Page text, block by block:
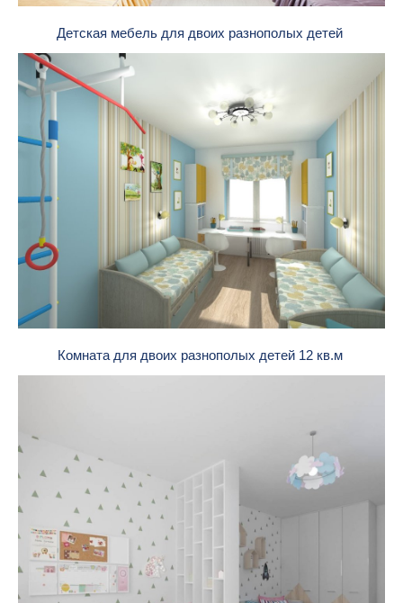
Детская мебель для двоих разнополых детей
Комната для двоих разнополых детей 12 кв.м